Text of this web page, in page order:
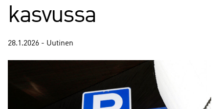
kasvussa
28.1.2026 - Uutinen